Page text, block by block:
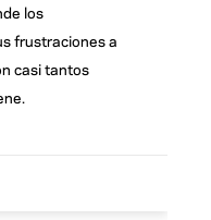
los
frustraciones a
casi tantos